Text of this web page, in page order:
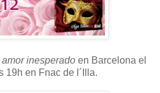
amor inesperado en Barcelona el
19h en Fnac de l´Illa.